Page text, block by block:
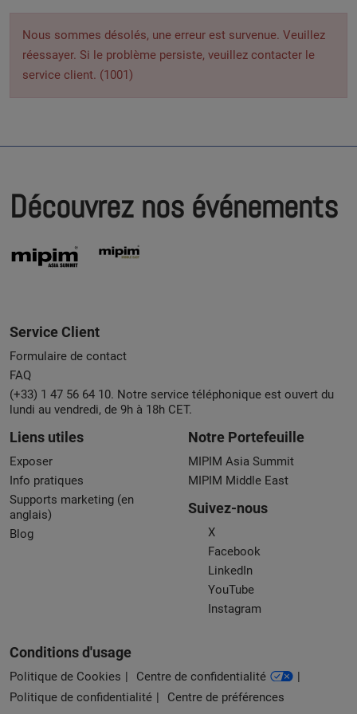
Nous sommes désolés, une erreur est survenue. Veuillez
réessayer. Si le problème persiste, veuillez contacter le
service client. (1001)
Découvrez nos événements
Service Client
Formulaire de contact
FAQ
(+33) 1 47 56 64 10. Notre service téléphonique est ouvert du
lundi au vendredi, de 9h à 18h CET.
Liens utiles
Exposer
Info pratiques
Supports marketing (en
anglais)
Blog
Notre Portefeuille
MIPIM Asia Summit
MIPIM Middle East
Suivez-nous
X
Facebook
LinkedIn
YouTube
Instagram
Conditions d'usage
Politique de Cookies
Centre de confidentialité
Politique de confidentialité
Centre de préférences